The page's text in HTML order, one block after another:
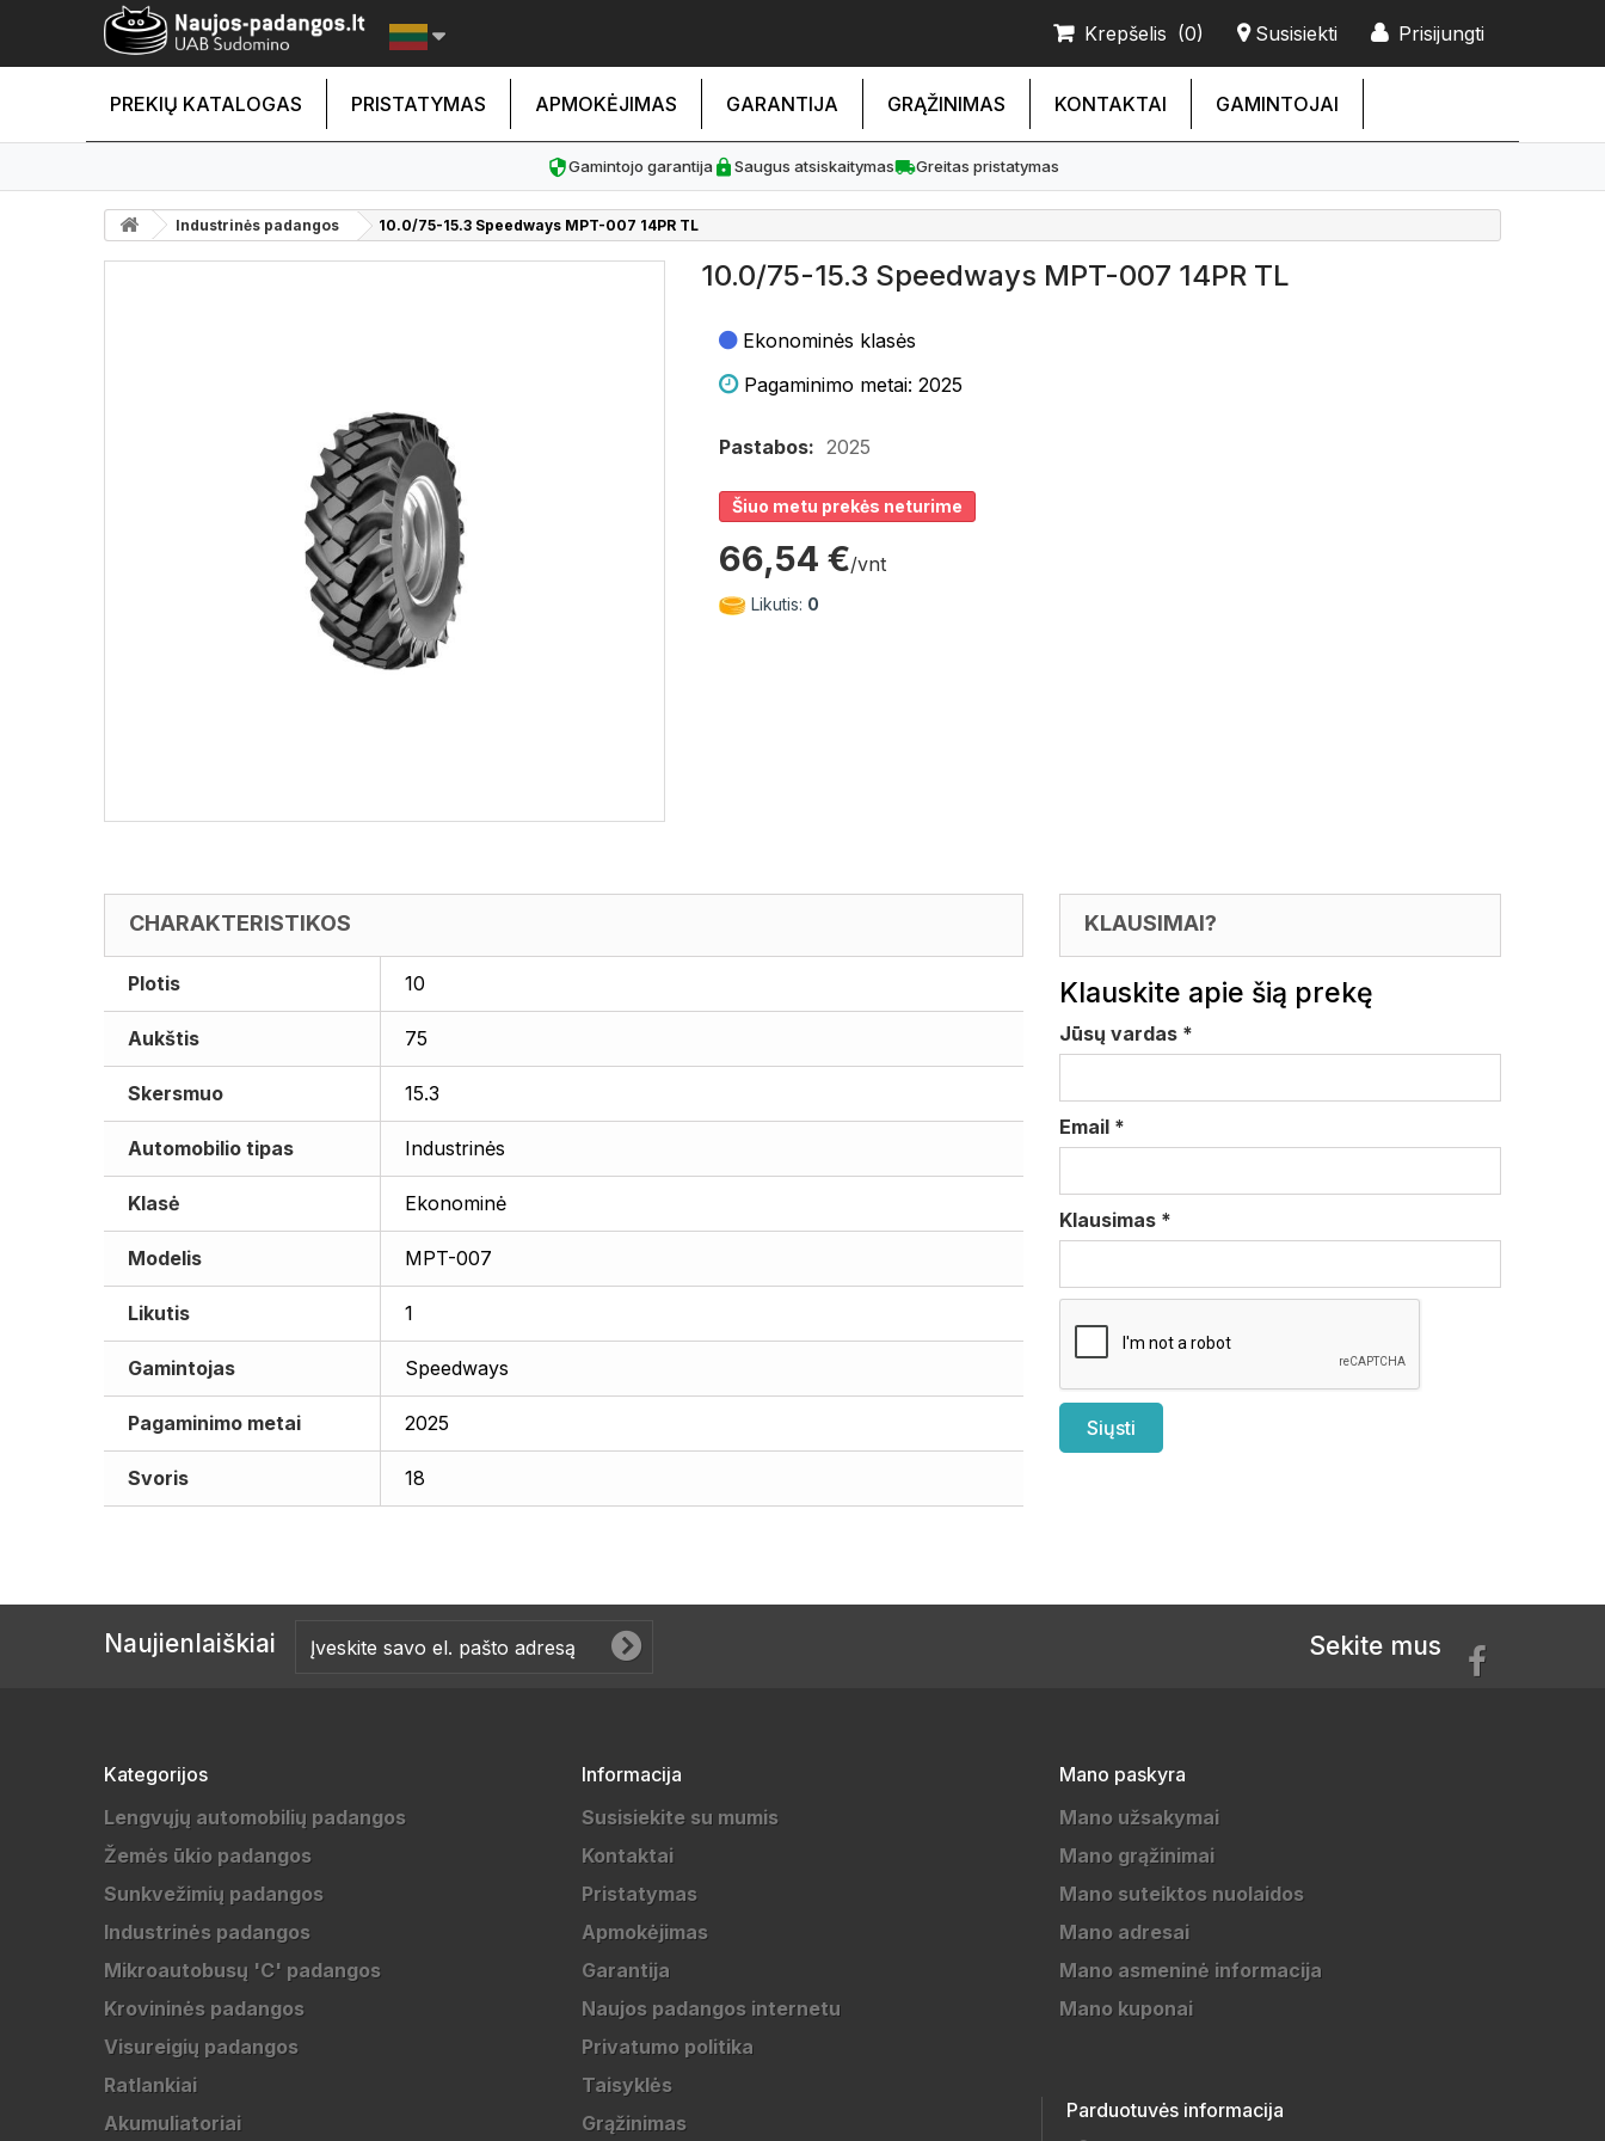
Prisijungti
Susisiekti
Krepšelis (0)
PREKIŲ KATALOGAS PRISTATYMAS APMOKĖJIMAS GARANTIJA GRĄŽINIMAS KONTAKTAI GAMINTOJAI
Gamintojo garantija Saugus atsiskaitymas Greitas pristatymas
Industrinės padangos 10.0/75-15.3 Speedways MPT-007 14PR TL
10.0/75-15.3 Speedways MPT-007 14PR TL
Ekonominės klasės
Pagaminimo metai: 2025
Pastabos: 2025
Šiuo metu prekės neturime
66,54 €/vnt
Likutis: 0
CHARAKTERISTIKOS
Plotis 10
Aukštis 75
Skersmuo 15.3
Automobilio tipas Industrinės
Klasė Ekonominė
Modelis MPT-007
Likutis 1
Gamintojas Speedways
Pagaminimo metai 2025
Svoris 18
KLAUSIMAI?
Klauskite apie šią prekę
Jūsų vardas *
Email *
Klausimas *
Naujienlaiškiai Sekite mus
Kategorijos
Lengvųjų automobilių padangos
Žemės ūkio padangos
Sunkvežimių padangos
Industrinės padangos
Mikroautobusų 'C' padangos
Krovininės padangos
Visureigių padangos
Ratlankiai
Akumuliatoriai
Informacija
Susisiekite su mumis
Kontaktai
Pristatymas
Apmokėjimas
Garantija
Naujos padangos internetu
Privatumo politika
Taisyklės
Grąžinimas
Mano paskyra
Mano užsakymai
Mano grąžinimai
Mano suteiktos nuolaidos
Mano adresai
Mano asmeninė informacija
Mano kuponai
Parduotuvės informacija